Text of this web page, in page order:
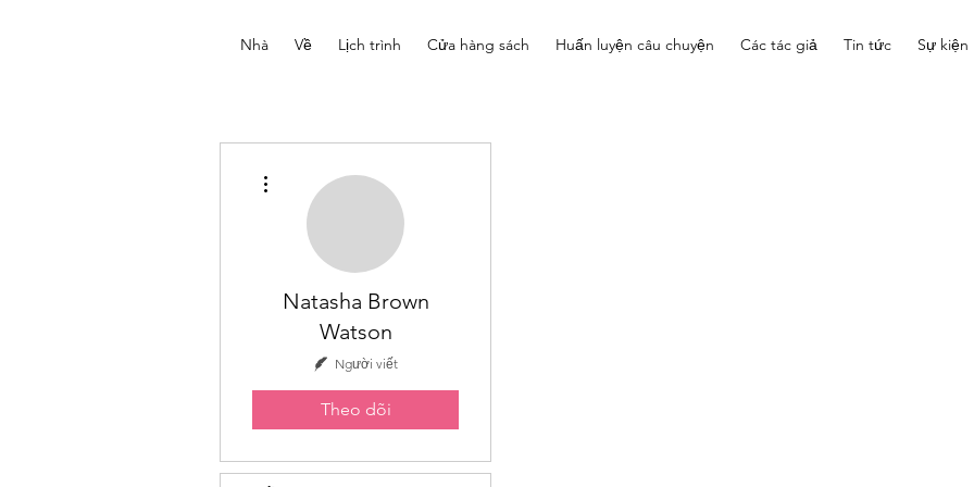
Nhà Về Lịch trình Cửa hàng sách Huấn luyện câu chuyện Các tác giả Tin tức Sự kiện
Natasha Brown
Watson
Người viết
Theo dõi